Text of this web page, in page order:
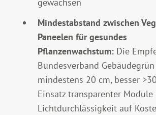
gewachsen
Mindestabstand zwischen
Paneelen für gesundes
Pflanzenwachstum: Die
Bundesverband
mindestens 20 cm, besser
Einsatz transparenter
Lichtdurchlässigkeit auf